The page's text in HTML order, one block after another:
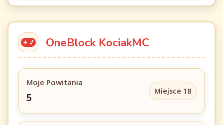
OneBlock KociakMC
Moje Powitania
5
Miejsce 18